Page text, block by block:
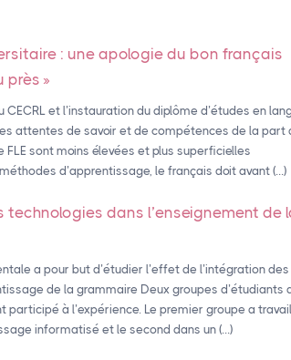
: une apologie du bon français
près »
et l’instauration du diplôme d’études en
attentes de savoir et de compétences de la part
sont moins élevées et plus superficielles
d’apprentissage, le français doit avant (…)
technologies dans l’enseignement de
a pour but d’étudier l’effet de l’intégration des
de la grammaire Deux groupes d’étudiants
participé à l’expérience. Le premier groupe a
informatisé et le second dans un (…)